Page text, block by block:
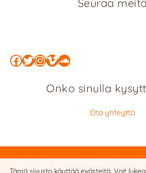
Seuraa meitä
Facebook
Twitter
Instagram
Vimeo
SoundCloud
Onko sinulla
Ota yhteyttä
Tämä sivusto käyttää evästeitä. Voit